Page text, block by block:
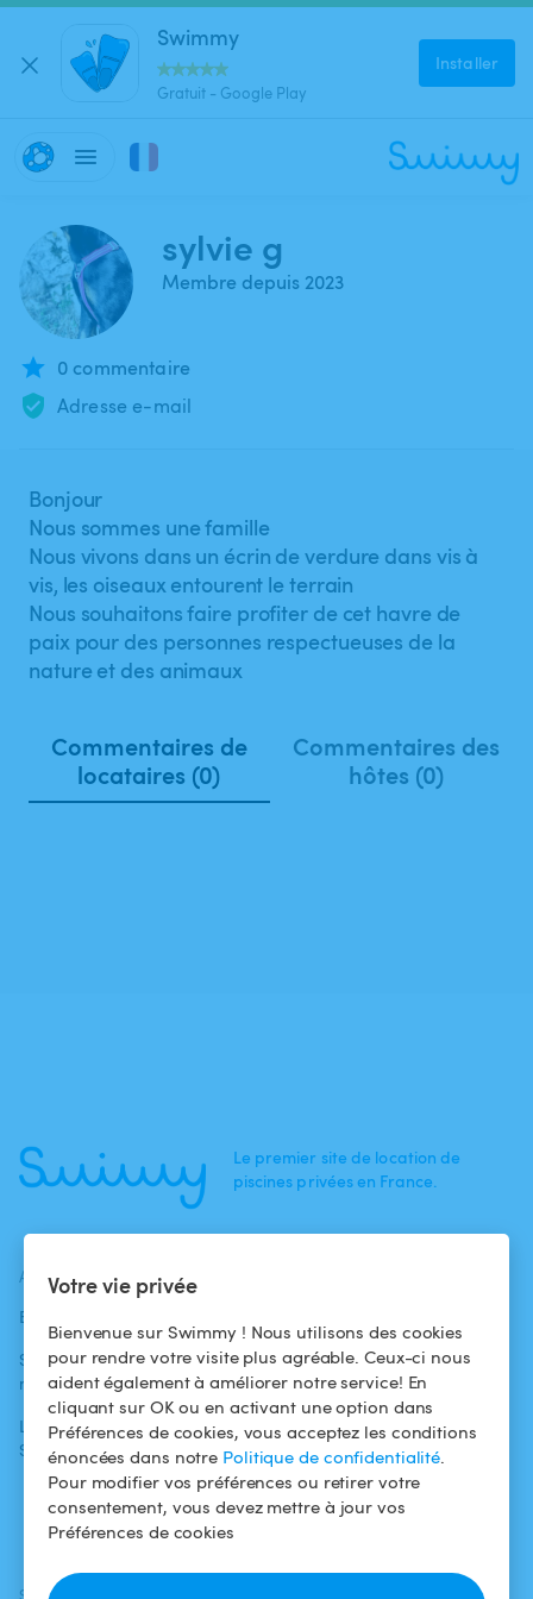
Votre vie privée
Bienvenue sur Swimmy ! Nous utilisons des cookies
pour rendre votre visite plus agréable. Ceux-ci nous
aident également à améliorer notre service! En
cliquant sur OK ou en activant une option dans
Préférences de cookies, vous acceptez les conditions
énoncées dans notre Politique de confidentialité.
Pour modifier vos préférences ou retirer votre
consentement, vous devez mettre à jour vos
Préférences de cookies
Swimmy
Gratuit - Google Play
Installer
sylvie g
Membre depuis 2023
0 commentaire
Adresse e-mail
Bonjour
Nous sommes une famille
Nous vivons dans un écrin de verdure dans vis à
vis, les oiseaux entourent le terrain
Nous souhaitons faire profiter de cet havre de
paix pour des personnes respectueuses de la
nature et des animaux
Commentaires de
locataires (0)
Commentaires des
hôtes (0)
Le premier site de location de
piscines privées en France.
ACTUALITÉS
Blog
Swimmy dans les
médias
L'aventure
Swimmy
baigneurs
Pour les
propriétaires
Louer ma piscine
Comment ça
marche ?
Conditions
d'utilisation
Politique de
confidentialité
Mentions légales